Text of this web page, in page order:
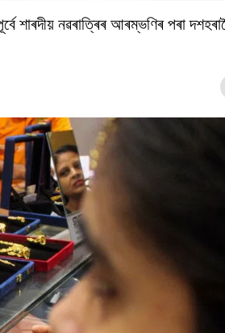
শাৰদীয় নৱৰাত্ৰিৰ আৰম্ভণিৰ পৰা